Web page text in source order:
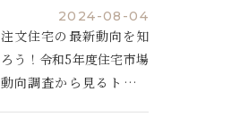
2024-08-04
注文住宅の最新動向を知
ろう！令和5年度住宅市場
動向調査から見るトレン